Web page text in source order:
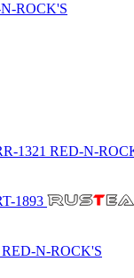
ROCK'S
1321 RED-N-
1893
RED-N-ROCK'S